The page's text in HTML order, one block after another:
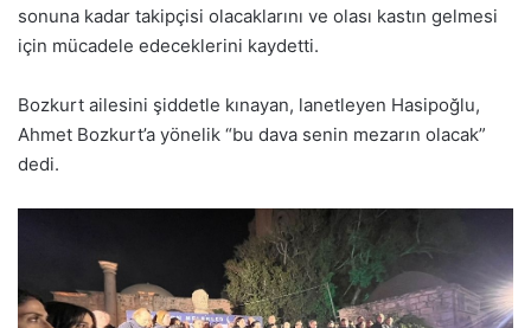
sonuna kadar takipçisi olacaklarını ve olası kastın gelmesi
için mücadele edeceklerini kaydetti.
Bozkurt ailesini şiddetle kınayan, lanetleyen Hasipoğlu,
Ahmet Bozkurt’a yönelik “bu dava senin mezarın olacak”
dedi.